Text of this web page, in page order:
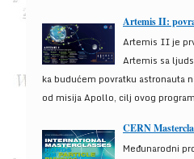
Artemis II:
Artemis II je
Artemis sa
ka budućem povratku astronauta
od misija Apollo, cilj ovog
CERN
Međunarodni